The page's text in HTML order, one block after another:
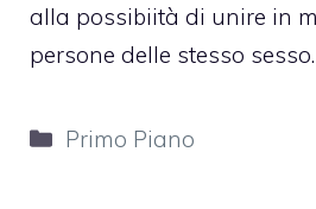
alla possibiità di unire in
persone delle stesso sesso.
Categorie
Primo Piano